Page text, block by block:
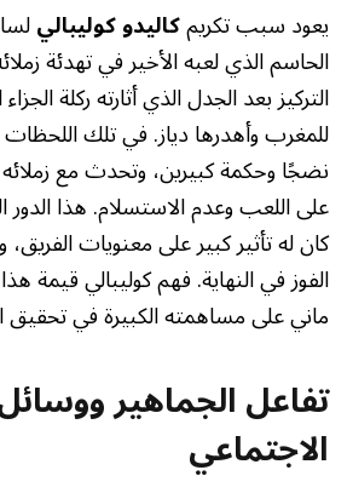
يعود سبب تكريمكاليدو كوليبالي
الحاسم الذي لعبه الأخير في تهدئة
التركيز بعد الجدل الذي أثارته ركلة
للمغرب وأهدرها دياز. في تلك
نضجًا وحكمة كبيرين، وتحدث مع زملائه
على اللعب وعدم الاستسلام. هذا الدور
كان له تأثير كبير على معنويات
الفوز في النهاية. فهم كوليبالي قيمة
ماني على مساهمته الكبيرة في تحقيق
تفاعل الجماهير
الاجتماعي